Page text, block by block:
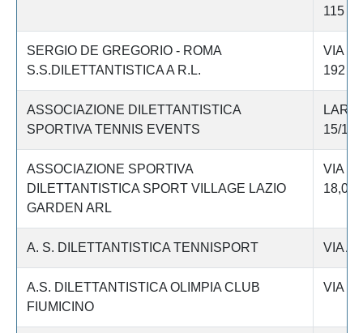
115
SERGIO DE GREGORIO - ROMA
S.S.DILETTANTISTICA A R.L.
VIA
192
ASSOCIAZIONE DILETTANTISTICA
SPORTIVA TENNIS EVENTS
15/16
ASSOCIAZIONE SPORTIVA
DILETTANTISTICA SPORT VILLAGE LAZIO
GARDEN ARL
VIA
18,00
A. S. DILETTANTISTICA TENNISPORT VIA
A.S. DILETTANTISTICA OLIMPIA CLUB
FIUMICINO
VIA